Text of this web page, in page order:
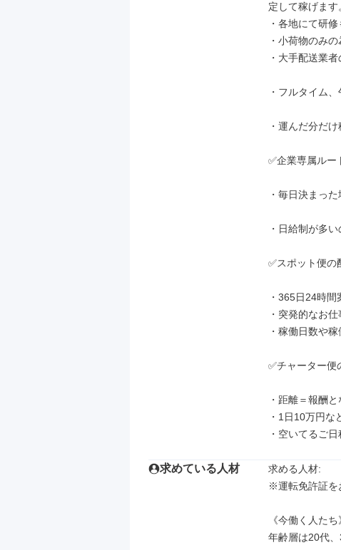
定して稼げます
・各地にて研
・小荷物のみ
・大手配送業
・フルタイム
・運んだ分だ
✅企業専属ルー
・毎日決まっ
・日給制が多
✅スポット便の
・365日24時間
・突発的なお
・稼働日数や
✅チャーター便
・距離＝報酬と
・1日10万円な
・空いてるご
求めている人材
求める人材:
※運転免許証を
《今働く人たち
年齢層は20代